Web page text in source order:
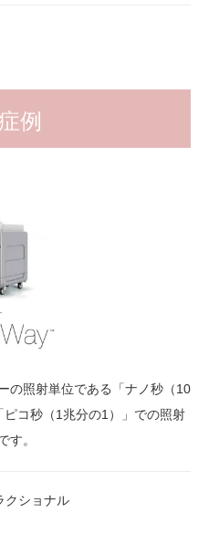
例
の照射単位である「ナノ秒（10
コ秒（1兆分の1）」での照射
す。
クショナル